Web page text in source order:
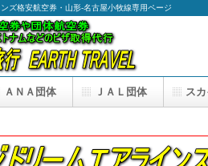
ズ格安航空券・山形-名古屋小牧線専用ページ
ＡＮＡ団体 ＪＡＬ団体 ス